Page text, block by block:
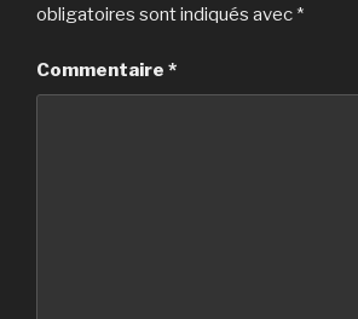
obligatoires sont indiqués avec *
Commentaire *